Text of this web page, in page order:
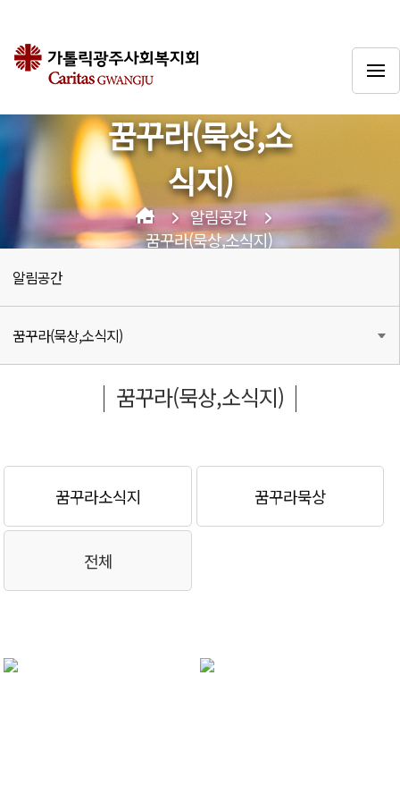
꿈꾸라(묵상,소
식지)
알림공간
꿈꾸라(묵상,소식지)
알림공간
꿈꾸라(묵상,소식지)
꿈꾸라(묵상,소식지)
꿈꾸라소식지 꿈꾸라묵상
전체